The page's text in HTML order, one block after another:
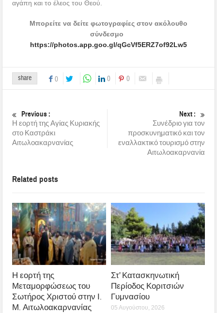
αγάπη και το έλεος του Θεού.
Μπορείτε να δείτε φωτογραφίες στον ακόλουθο
σύνδεσμο
https://photos.app.goo.gl/qGcVf5ERZ7of92Lw5
share 0 0 0
Previous :
Η εορτή της Αγίας Κυριακής
στο Καστράκι
Αιτωλοακαρνανίας
Next :
Συνέδριο για τον
προσκυνηματικό και τον
εναλλακτικό τουρισμό στην
Αιτωλοακαρνανία
Related posts
Η εορτή της
Μεταμορφώσεως του
Σωτήρος Χριστού στην Ι.
Μ. Αιτωλοακαρνανίας
Στ’ Κατασκηνωτική
Περίοδος Κοριτσιών
Γυμνασίου
05 Αυγούστου, 2026